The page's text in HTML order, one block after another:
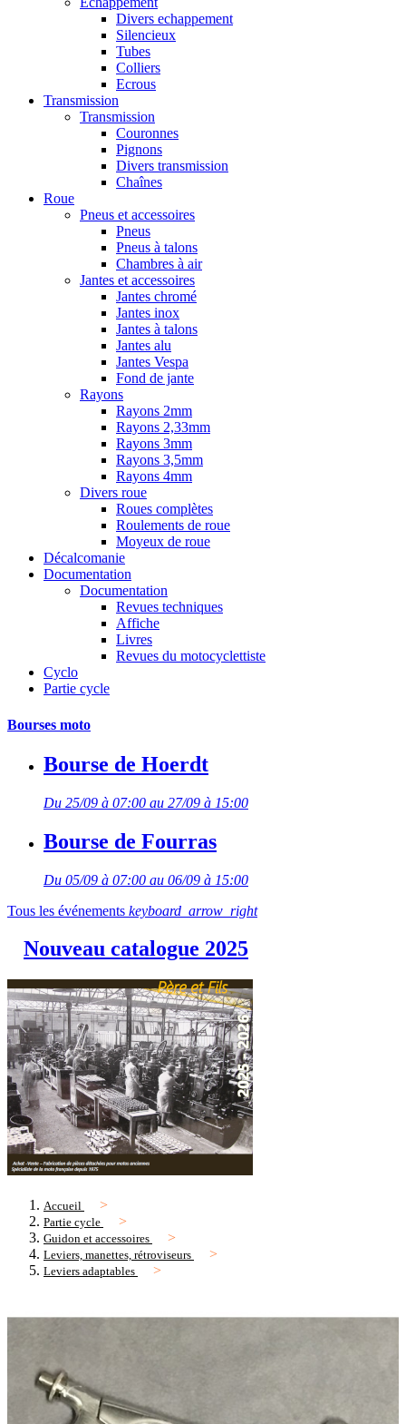
Divers echappement
Silencieux
Tubes
Colliers
Ecrous
Transmission
Transmission
Couronnes
Pignons
Divers transmission
Chaînes
Roue
Pneus et accessoires
Pneus
Pneus à talons
Chambres à air
Jantes et accessoires
Jantes chromé
Jantes inox
Jantes à talons
Jantes alu
Jantes Vespa
Fond de jante
Rayons
Rayons 2mm
Rayons 2,33mm
Rayons 3mm
Rayons 3,5mm
Rayons 4mm
Divers roue
Roues complètes
Roulements de roue
Moyeux de roue
Décalcomanie
Documentation
Documentation
Revues techniques
Affiche
Livres
Revues du motocyclettiste
Cyclo
Partie cycle
Bourses moto
Bourse de Hoerdt
Du 25/09 à 07:00 au 27/09 à 15:00
Bourse de Fourras
Du 05/09 à 07:00 au 06/09 à 15:00
Tous les événements keyboard_arrow_right
Nouveau catalogue 2025
Accueil
Partie cycle
Guidon et accessoires
Leviers, manettes, rétroviseurs
Leviers adaptables